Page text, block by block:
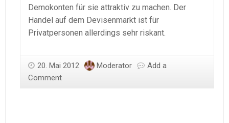
Demokonten für sie attraktiv zu machen. Der
Handel auf dem Devisenmarkt ist für
Privatpersonen allerdings sehr riskant.
20. Mai 2012 Moderator
Add a
Comment